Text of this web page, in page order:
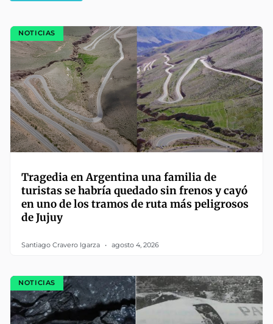
NOTICIAS
Tragedia en Argentina una familia de
turistas se habría quedado sin frenos y cayó
en uno de los tramos de ruta más peligrosos
de Jujuy
Santiago Cravero Igarza agosto 4, 2026
NOTICIAS